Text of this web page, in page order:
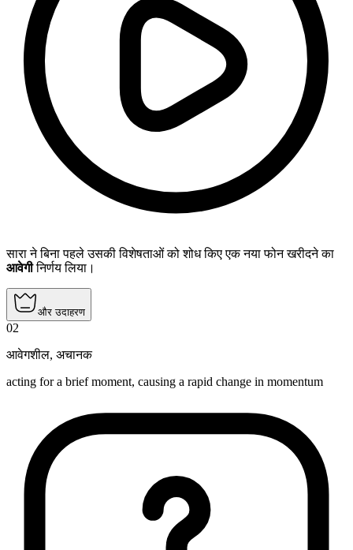
सारा ने बिना पहले उसकी विशेषताओं को शोध किए एक नया फोन खरीदने का
आवेगीनिर्णय लिया।
और उदाहरण
02
आवेगशील, अचानक
acting for a brief moment, causing a rapid change in momentum